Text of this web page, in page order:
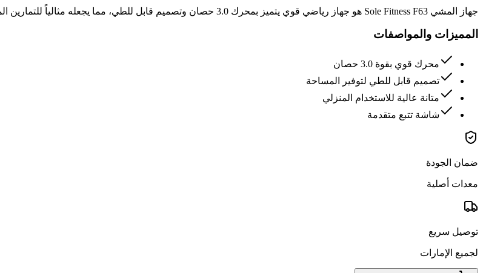
جهاز المشي Sole Fitness F63 هو جهاز رياضي قوي يتميز بمحرك 3.0 حصان وتصميم قابل للطي، مما يجعله مثالياً للتمارين المنزلية المتقدمة.
المميزات والمواصفات
محرك قوي بقوة 3.0 حصان
تصميم قابل للطي لتوفير المساحة
متانة عالية للاستخدام المنزلي
شاشة تتبع متقدمة
ضمان الجودة
معدات أصلية
توصيل سريع
لجميع الإمارات